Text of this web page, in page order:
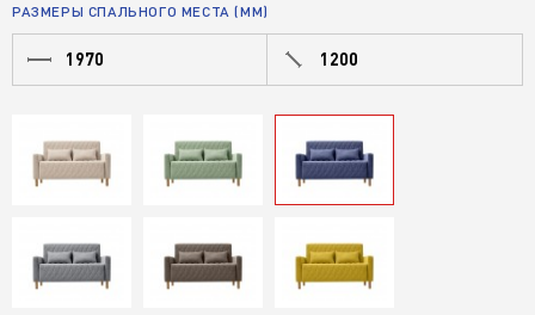
РАЗМЕРЫ СПАЛЬНОГО МЕСТА (ММ)
1970 1200